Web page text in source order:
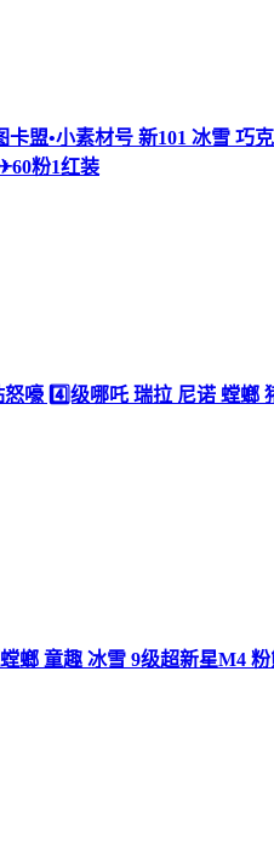
盟•小素材号 新101 冰雪
粉1红装
嚎 4️⃣级哪吒 瑞拉 尼诺 螳
螂 童趣 冰雪 9级超新星M4